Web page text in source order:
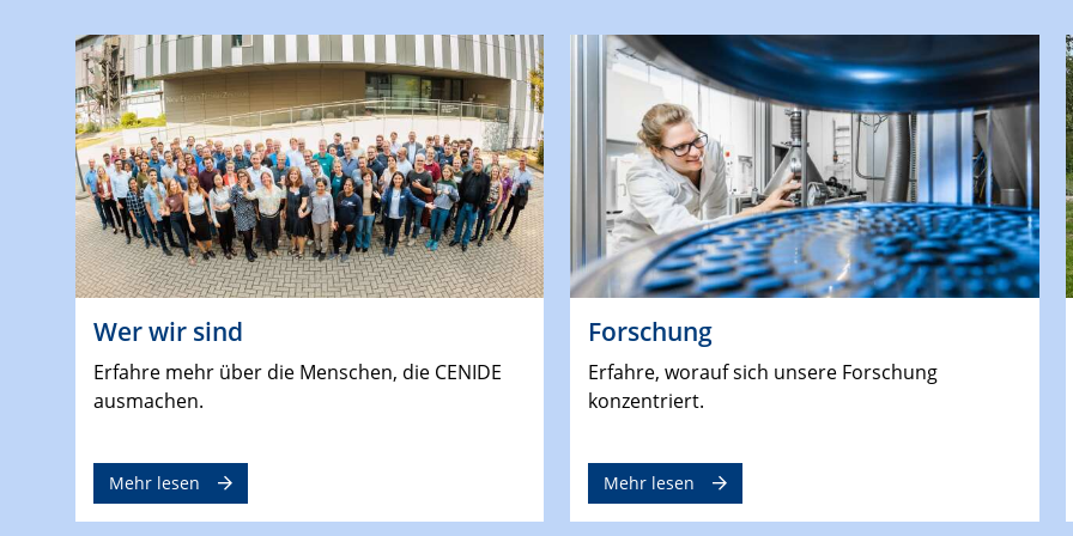
Wer wir sind
Erfahre mehr über die Menschen, die CENIDE
ausmachen.
Mehr lesen
Forschung
Erfahre, worauf sich unsere Forschung
konzentriert.
Mehr lesen